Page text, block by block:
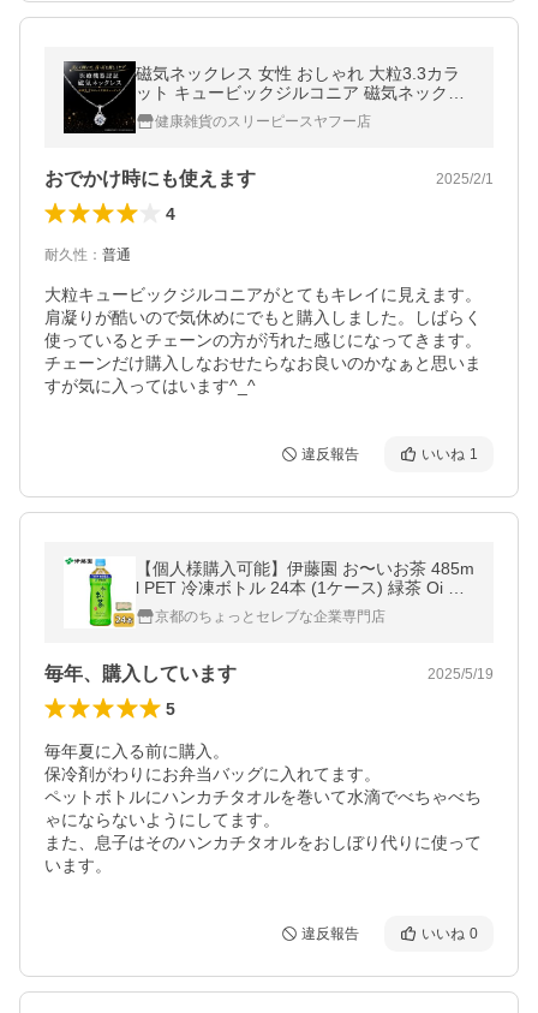
磁気ネックレス 女性 おしゃれ 大粒3.3カラ
ット キュービックジルコニア 磁気ネックレ
ス 肩こり 首こり
健康雑貨のスリーピースヤフー店
おでかけ時にも使えます 2025/2/1
4
耐久性 ： 普通
大粒キュービックジルコニアがとてもキレイに見えます。
肩凝りが酷いので気休めにでもと購入しました。しばらく
使っているとチェーンの方が汚れた感じになってきます。
チェーンだけ購入しなおせたらなお良いのかなぁと思いま
すが気に入ってはいます^_^
違反報告 いいね 1
【個人様購入可能】伊藤園 お〜いお茶 485m
l PET 冷凍ボトル 24本 (1ケース) 緑茶 Oi Oc
ha 送料無料 43715
京都のちょっとセレブな企業専門店
毎年、購入しています 2025/5/19
5
毎年夏に入る前に購入。
保冷剤がわりにお弁当バッグに入れてます。
ペットボトルにハンカチタオルを巻いて水滴でべちゃべち
ゃにならないようにしてます。
また、息子はそのハンカチタオルをおしぼり代りに使って
います。
違反報告 いいね 0